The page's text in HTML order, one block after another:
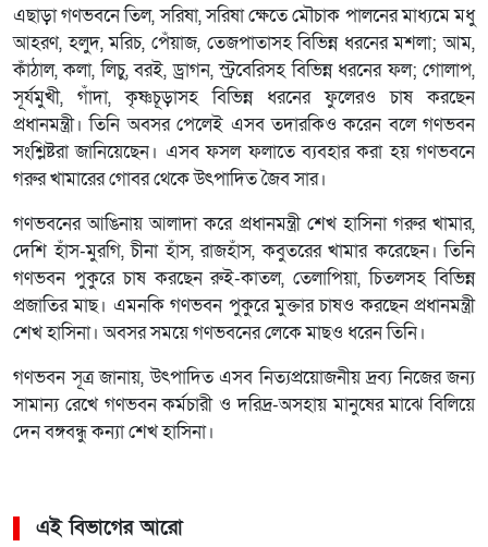
এছাড়া গণভবনে তিল, সরিষা, সরিষা ক্ষেতে মৌচাক পালনের মাধ্যমে মধু
আহরণ, হলুদ, মরিচ, পেঁয়াজ, তেজপাতাসহ বিভিন্ন ধরনের মশলা; আম,
কাঁঠাল, কলা, লিচু, বরই, ড্রাগন, স্ট্রবেরিসহ বিভিন্ন ধরনের ফল; গোলাপ,
সূর্যমুখী, গাঁদা, কৃষ্ণচূড়াসহ বিভিন্ন ধরনের ফুলেরও চাষ করছেন
প্রধানমন্ত্রী। তিনি অবসর পেলেই এসব তদারকিও করেন বলে গণভবন
সংশ্লিষ্টরা জানিয়েছেন। এসব ফসল ফলাতে ব্যবহার করা হয় গণভবনে
গরুর খামারের গোবর থেকে উৎপাদিত জৈব সার।
গণভবনের আঙিনায় আলাদা করে প্রধানমন্ত্রী শেখ হাসিনা গরুর খামার,
দেশি হাঁস-মুরগি, চীনা হাঁস, রাজহাঁস, কবুতরের খামার করেছেন। তিনি
গণভবন পুকুরে চাষ করছেন রুই-কাতল, তেলাপিয়া, চিতলসহ বিভিন্ন
প্রজাতির মাছ। এমনকি গণভবন পুকুরে মুক্তার চাষও করছেন প্রধানমন্ত্রী
শেখ হাসিনা। অবসর সময়ে গণভবনের লেকে মাছও ধরেন তিনি।
গণভবন সূত্র জানায়, উৎপাদিত এসব নিত্যপ্রয়োজনীয় দ্রব্য নিজের জন্য
সামান্য রেখে গণভবন কর্মচারী ও দরিদ্র-অসহায় মানুষের মাঝে বিলিয়ে
দেন বঙ্গবন্ধু কন্যা শেখ হাসিনা।
এই বিভাগের আরো